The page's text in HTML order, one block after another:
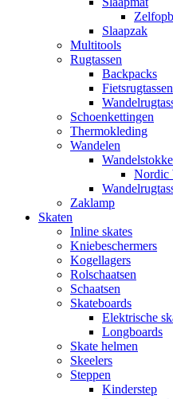
Slaapzak
Multitools
Rugtassen
Backpacks
Fietsrugtassen
Schoenkettingen
Thermokleding
Wandelen
Nordic
Zaklamp
Skaten
Inline skates
Kniebeschermers
Kogellagers
Rolschaatsen
Schaatsen
Skateboards
Elektrische
Longboards
Skate helmen
Skeelers
Steppen
Kinderstep